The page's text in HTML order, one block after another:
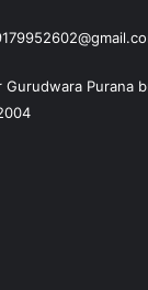
Purana